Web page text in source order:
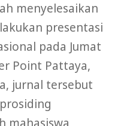
menyelesaikan
presentasi
pada Jumat
Point Pattaya,
jurnal tersebut